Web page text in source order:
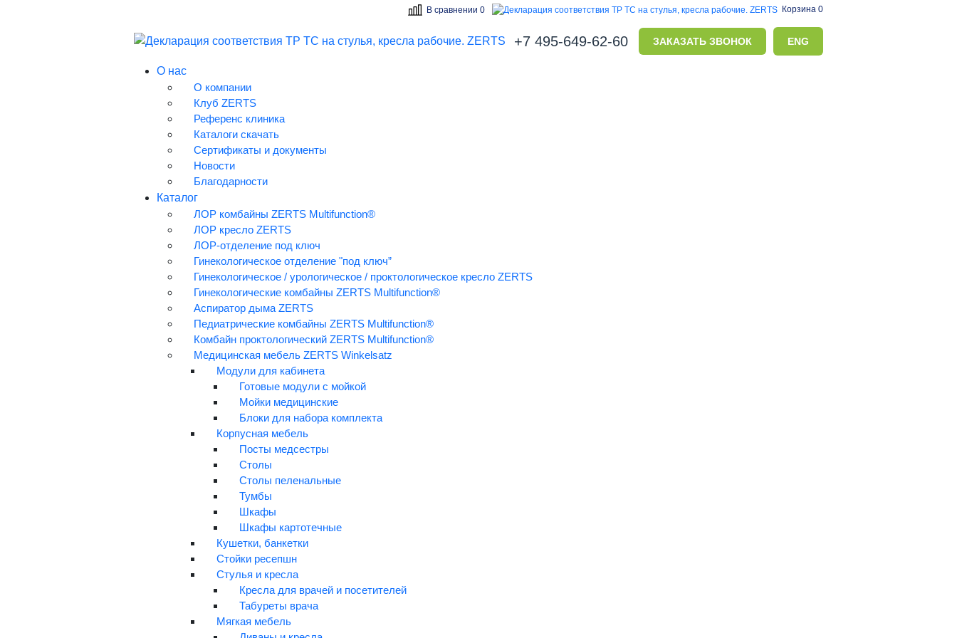
В сравнении 0 Корзина 0
+7 495-649-62-60 ЗАКАЗАТЬ ЗВОНОК ENG
О нас
О компании
Клуб ZERTS
Референс клиника
Каталоги скачать
Сертификаты и документы
Новости
Благодарности
Каталог
ЛОР комбайны ZERTS Multifunction®
ЛОР кресло ZERTS
ЛОР-отделение под ключ
Гинекологическое отделение "под ключ”
Гинекологическое / урологическое / проктологическое кресло ZERTS
Гинекологические комбайны ZERTS Multifunction®
Аспиратор дыма ZERTS
Педиатрические комбайны ZERTS Multifunction®
Комбайн проктологический ZERTS Multifunction®
Медицинская мебель ZERTS Winkelsatz
Модули для кабинета
Готовые модули с мойкой
Мойки медицинские
Блоки для набора комплекта
Корпусная мебель
Посты медсестры
Столы
Столы пеленальные
Тумбы
Шкафы
Шкафы картотечные
Кушетки, банкетки
Стойки ресепшн
Стулья и кресла
Кресла для врачей и посетителей
Табуреты врача
Мягкая мебель
Главная страница
Информационный центр
Сертификаты и документы
Декларация соответствия ТР ТС на стулья, кресла рабочие
Возврат к списку
О нас
Каталог
Мероприятия
Информационный центр
Контакты
Агентство медицинского консалтинга ZERTS
КЛУБ ZERTS
Мысли маркетолога
8-495-649-62-60
Контент сайта zetrs.ru носит осключительно информационный характер и ни при каких условиях и ни в какой своей части не может рассматриваться как публичная оферта. Внешний вид, комлектация и
стоимость поставляемой продукции, а также перечень сервисных услуг могут отличаться представленных на сайте.
© 2007-2024, ООО "ЗЕРЦ". Все права защищены.